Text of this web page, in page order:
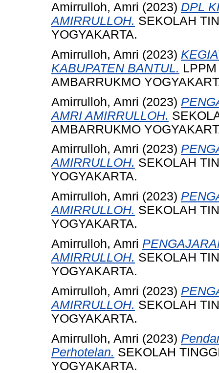
Amirrulloh, Amri (2023) DPL
AMIRRULLOH. SEKOLAH
YOGYAKARTA.
Amirrulloh, Amri (2023)
KABUPATEN BANTUL.
AMBARRUKMO
Amirrulloh, Amri (2023)
AMRI AMIRRULLOH.
AMBARRUKMO
Amirrulloh, Amri (2023)
AMIRRULLOH. SEKOLAH
YOGYAKARTA.
Amirrulloh, Amri (2023)
AMIRRULLOH. SEKOLAH
YOGYAKARTA.
Amirrulloh, Amri
AMIRRULLOH. SEKOLAH
YOGYAKARTA.
Amirrulloh, Amri (2023)
AMIRRULLOH. SEKOLAH
YOGYAKARTA.
Amirrulloh, Amri (2023)
Perhotelan. SEKOLAH
YOGYAKARTA.